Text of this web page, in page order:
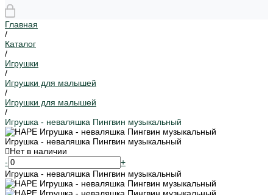
Главная
/
Каталог
/
Игрушки
/
Игрушки для малышей
/
Игрушки для малышей
/
Игрушка - неваляшка Пингвин музыкальный
Игрушка - неваляшка Пингвин музыкальный
Нет в наличии
-
+
Игрушка - неваляшка Пингвин музыкальный